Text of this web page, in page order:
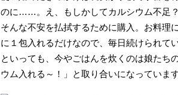
のに……。え、もしかしてカルシウム不足？
そんな不安を払拭するために購入。お料理
に１包入れるだけなので、毎日続けられてい
といっても、今やごはんを炊くのは娘たち
ウム入れる～！」と取り合いになっていま